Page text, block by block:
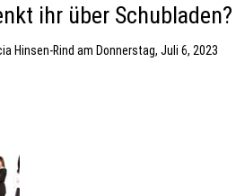
ihr über Schubladen?
Hinsen-Rind am Donnerstag, Juli 6, 2023